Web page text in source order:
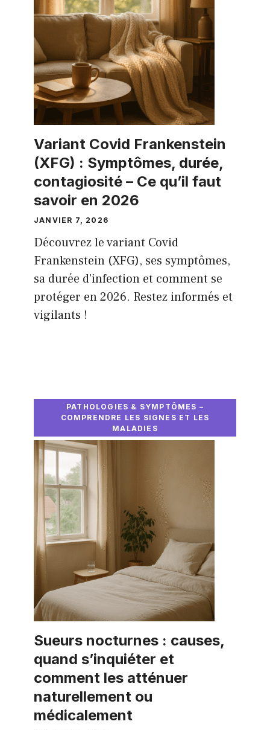
Variant Covid Frankenstein
(XFG) : Symptômes, durée,
contagiosité – Ce qu’il faut
savoir en 2026
JANVIER 7, 2026
Découvrez le variant Covid
Frankenstein (XFG), ses symptômes,
sa durée d'infection et comment se
protéger en 2026. Restez informés et
vigilants !
PATHOLOGIES & SYMPTÔMES –
COMPRENDRE LES SIGNES ET LES
MALADIES
Sueurs nocturnes : causes,
quand s’inquiéter et
comment les atténuer
naturellement ou
médicalement